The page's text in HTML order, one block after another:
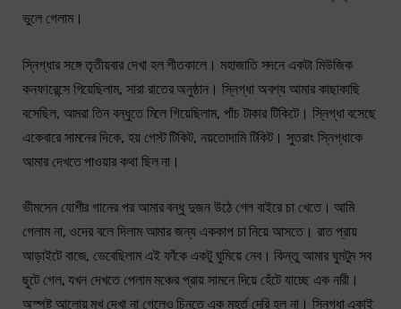
ভুলে গেলাম।
স্নিগ্ধার সঙ্গে তৃতীয়বার দেখা হল শীতকালে। মহাজাতি সদনে একটা মিউজিক
কনফারেন্সে গিয়েছিলাম, সারা রাতের অনুষ্ঠান। স্নিগ্ধা অবশ্য আমার কাছাকাছি
বসেছিল, আমরা তিন বন্ধুতে মিলে গিয়েছিলাম, পাঁচ টাকার টিকিটে। স্নিগ্ধা বসেছে
একেবারে সামনের দিকে, হয় গেস্ট টিকিট, নয়তোদামি টিকিট। সুতরাং স্নিগ্ধাকে
আমার দেখতে পাওয়ার কথা ছিল না।
ভীমসেন যোশীর গানের পর আমার বন্ধু দুজন উঠে গেল বাইরে চা খেতে। আমি
গেলাম না, ওদের বলে দিলাম আমার জন্য এককাপ চা নিয়ে আসতে। রাত প্রায়
আড়াইটে বাজে, ভেবেছিলাম এই ফাঁকে একটু ঘুমিয়ে নেব। কিন্তু আমার ঘুমটুম সব
ছুটে গেল, যখন দেখতে পেলাম মঞ্চের প্রায় সামনে দিয়ে হেঁটে যাচ্ছে এক নারী।
অস্পষ্ট আলোয় মুখ দেখা না গেলেও চিনতে এক মুহূর্ত দেরি হল না। স্নিগ্ধা একাই